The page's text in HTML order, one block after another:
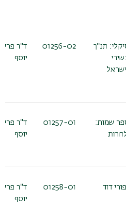
תנ"ך
01256-02
ד"ר
יוסף
שמות:
01257-01
ד"ר
יוסף
דוד 01258-01
ד"ר
יוסף